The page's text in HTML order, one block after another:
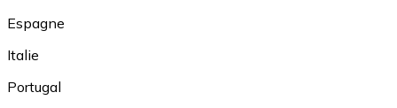
Espagne
Italie
Portugal